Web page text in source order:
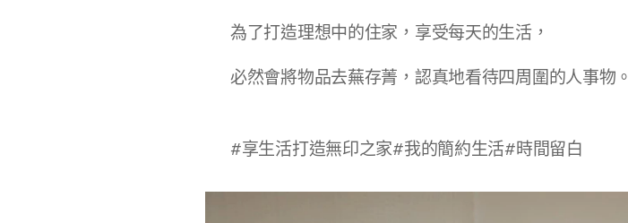
為了打造理想中的住家，享受每天的生活，
必然會將物品去蕪存菁，認真地看待四周圍的人事物。
#享生活打造無印之家#我的簡約生活#時間留白